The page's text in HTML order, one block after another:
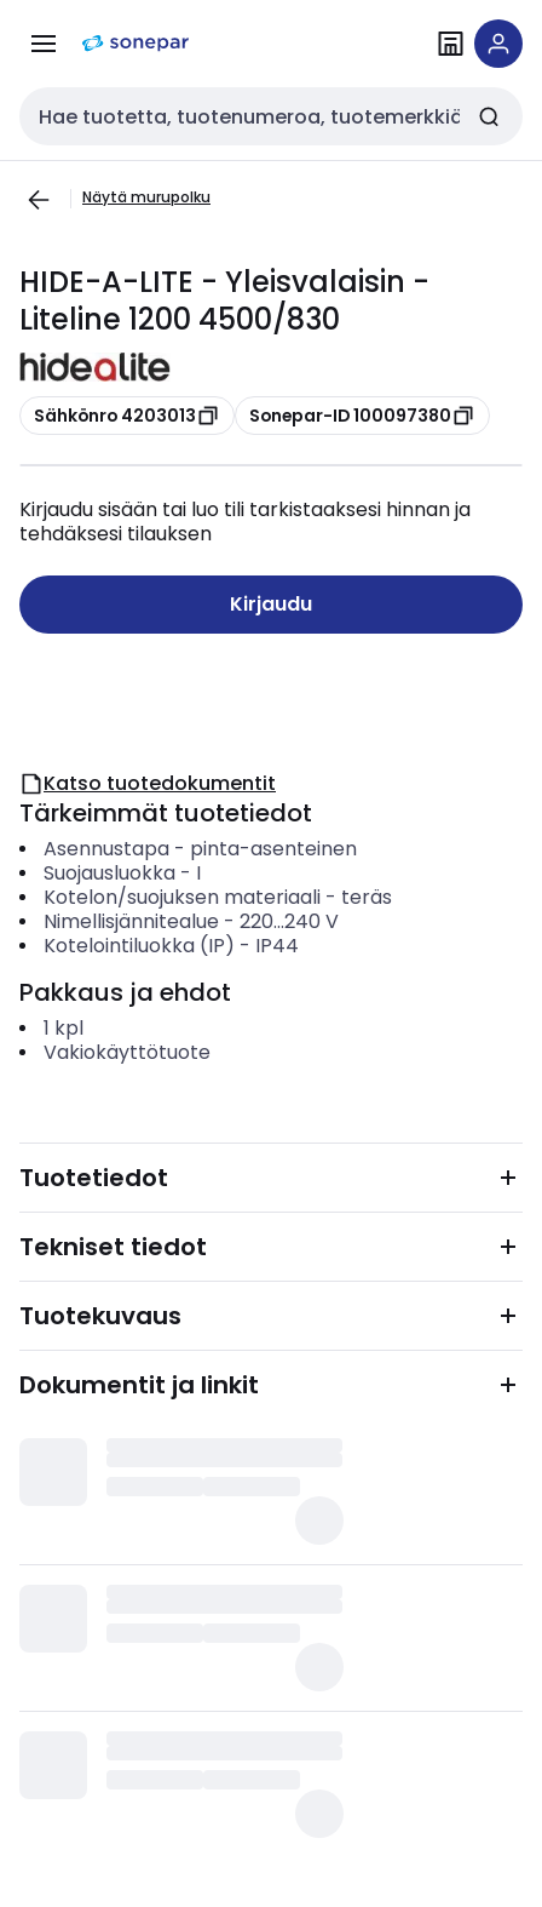
navigointiinsisältöön
Haku
Näytä murupolku
HIDE-A-LITE - Yleisvalaisin -
Liteline 1200 4500/830
Kopioi
Sähkönro 4203013 Kopioi
Sonepar-ID 100097380
Kirjaudu sisään tai luo tili tarkistaaksesi hinnan ja
tehdäksesi tilauksen
Kirjaudu
Katso tuotedokumentit
Tärkeimmät tuotetiedot
Asennustapa- pinta-asenteinen
Suojausluokka- I
Kotelon/suojuksen materiaali- teräs
Nimellisjännitealue - 220...240 V
Kotelointiluokka (IP) - IP44
Pakkaus ja ehdot
1 kpl
Vakiokäyttötuote
Tuotetiedot
Tekniset tiedot
Tuotekuvaus
Dokumentit ja linkit